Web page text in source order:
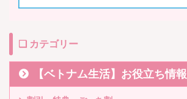
❏ カテゴリー
【ベトナム生活】お役立ち情報